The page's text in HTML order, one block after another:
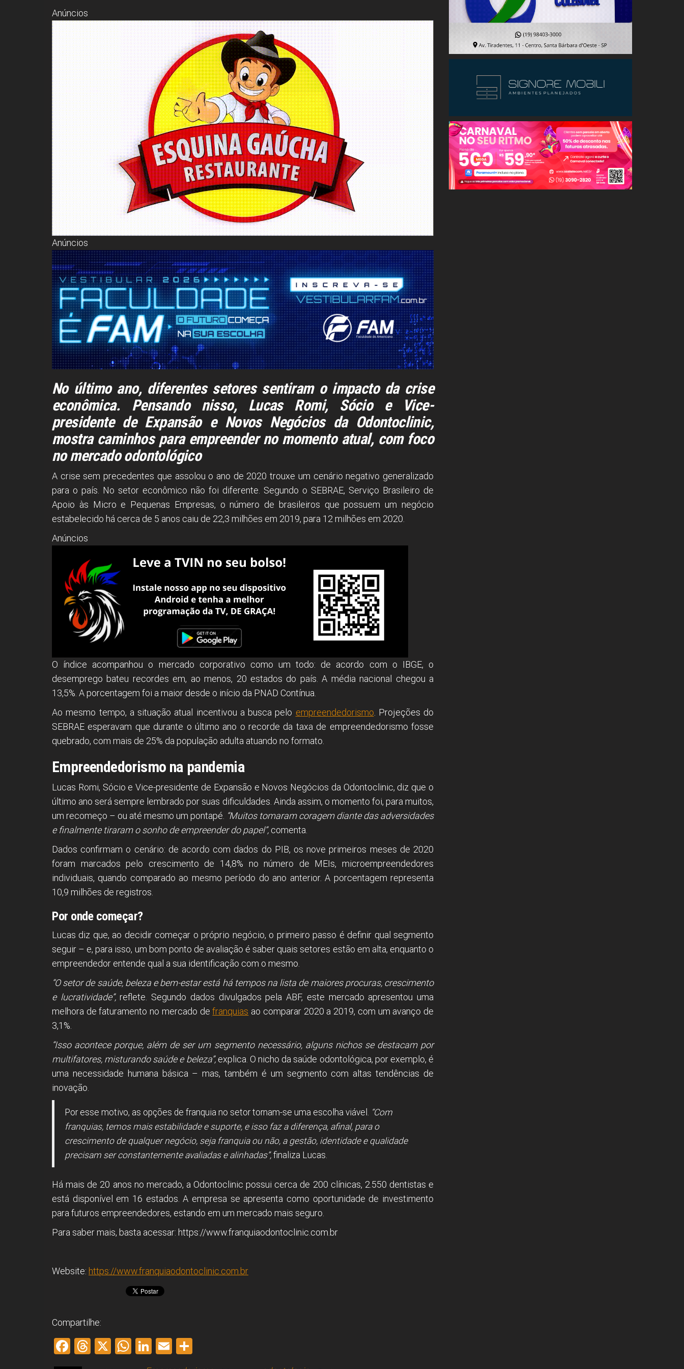
Assembleia
Legislativa,
Senado, São Paulo,
Rio de Janeiro,
Brasília, Nordeste,
Norte, Centro-
Oeste, Sul, Sudeste,
Gastronomia,
Vinhos, Bebidas,
Cervejas, Comida,
Receitas, Chef, RH,
Emprego,
Empreendedorismo,
Negócios,
Oportunidades,
Anúncios
Anúncios
No último ano, diferentes setores sentiram o impacto da crise
econômica. Pensando nisso, Lucas Romi, Sócio e Vice-
presidente de Expansão e Novos Negócios da Odontoclinic,
mostra caminhos para empreender no momento atual, com foco
no mercado odontológico
A crise sem precedentes que assolou o ano de 2020 trouxe um cenário negativo generalizado
para o país. No setor econômico não foi diferente. Segundo o SEBRAE, Serviço Brasileiro de
Apoio às Micro e Pequenas Empresas, o número de brasileiros que possuem um negócio
estabelecido há cerca de 5 anos caiu de 22,3 milhões em 2019, para 12 milhões em 2020.
Anúncios
O índice acompanhou o mercado corporativo como um todo: de acordo com o IBGE, o
desemprego bateu recordes em, ao menos, 20 estados do país. A média nacional chegou a
13,5%. A porcentagem foi a maior desde o início da PNAD Contínua.
Ao mesmo tempo, a situação atual incentivou a busca pelo empreendedorismo . Projeções do
SEBRAE esperavam que durante o último ano o recorde da taxa de empreendedorismo fosse
quebrado, com mais de 25% da população adulta atuando no formato.
Empreendedorismo na pandemia
Lucas Romi, Sócio e Vice-presidente de Expansão e Novos Negócios da Odontoclinic, diz que o
último ano será sempre lembrado por suas dificuldades. Ainda assim, o momento foi, para muitos,
um recomeço – ou até mesmo um pontapé. “Muitos tomaram coragem diante das adversidades
e finalmente tiraram o sonho de empreender do papel”, comenta.
Dados confirmam o cenário: de acordo com dados do PIB, os nove primeiros meses de 2020
foram marcados pelo crescimento de 14,8% no número de MEIs, microempreendedores
individuais, quando comparado ao mesmo período do ano anterior. A porcentagem representa
10,9 milhões de registros.
Por onde começar?
Lucas diz que, ao decidir começar o próprio negócio, o primeiro passo é definir qual segmento
seguir – e, para isso, um bom ponto de avaliação é saber quais setores estão em alta, enquanto o
empreendedor entende qual a sua identificação com o mesmo.
“O setor de saúde, beleza e bem-estar está há tempos na lista de maiores procuras, crescimento
e lucratividade”,reflete. Segundo dados divulgados pela ABF, este mercado apresentou uma
melhora de faturamento no mercado defranquias ao comparar 2020 a 2019, com um avanço de
3,1%.
“Isso acontece porque, além de ser um segmento necessário, alguns nichos se destacam por
multifatores, misturando saúde e beleza”,explica. O nicho da saúde odontológica, por exemplo, é
uma necessidade humana básica – mas, também é um segmento com altas tendências de
inovação.
Por esse motivo, as opções de franquia no setor tornam-se uma escolha viável.
“Com
franquias, temos mais estabilidade e suporte, e isso faz a diferença, afinal, para o
crescimento de qualquer negócio, seja franquia ou não, a gestão, identidade e qualidade
precisam ser constantemente avaliadas e alinhadas”, finaliza Lucas.
Há mais de 20 anos no mercado, a Odontoclinic possui cerca de 200 clínicas, 2.550 dentistas e
está disponível em 16 estados. A empresa se apresenta como oportunidade de investimento
para futuros empreendedores, estando em um mercado mais seguro.
Para saber mais, basta acessar: https://www.franquiaodontoclinic.com.br
Website: https://www.franquiaodontoclinic.com.br
Compartilhe:
F
a
T
X
W Li
E